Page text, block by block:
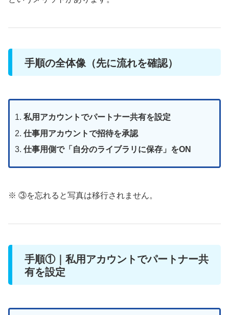
手順の全体像（先に流れを確認）
私用アカウントでパートナー共有を設定
仕事用アカウントで招待を承認
仕事用側で「自分のライブラリに保存」をON
※ ③を忘れると写真は移行されません。
手順①｜私用アカウントでパートナー共
有を設定